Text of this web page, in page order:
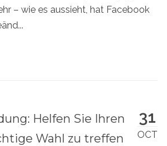
– wie es aussieht, hat Facebook
31
OCT
Helfen Sie Ihren
Wahl zu treffen